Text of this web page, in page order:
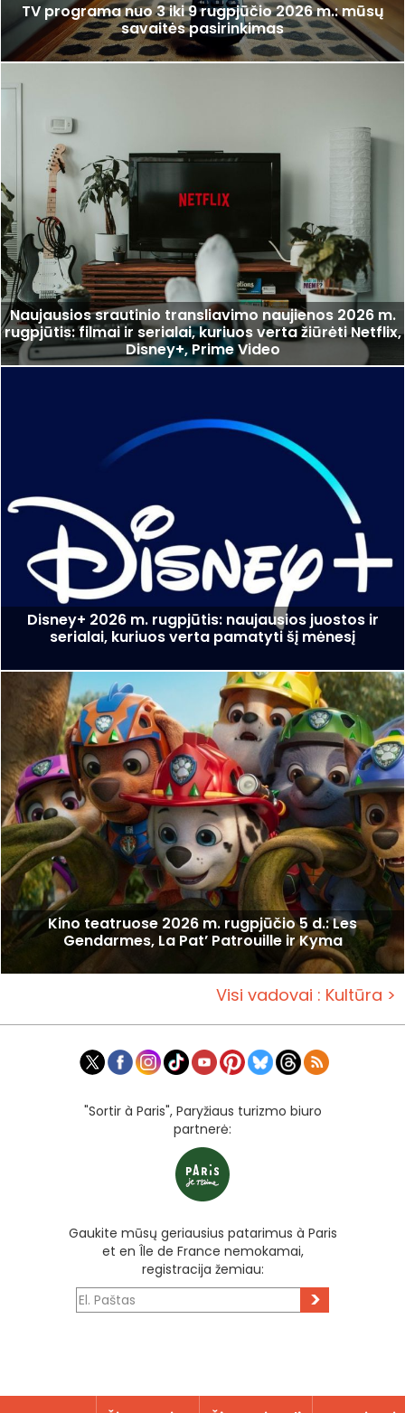
TV programa nuo 3 iki 9 rugpjūčio 2026 m.: mūsų
savaitės pasirinkimas
Naujausios srautinio transliavimo naujienos 2026 m.
rugpjūtis: filmai ir serialai, kuriuos verta žiūrėti Netflix,
Disney+, Prime Video
Disney+ 2026 m. rugpjūtis: naujausios juostos ir
serialai, kuriuos verta pamatyti šį mėnesį
Kino teatruose 2026 m. rugpjūčio 5 d.: Les
Gendarmes, La Pat’ Patrouille ir Kyma
Visi vadovai : Kultūra >
"Sortir à Paris", Paryžiaus turizmo biuro
partnerė:
Gaukite mūsų geriausius patarimus à Paris
et en Île de France nemokamai,
registracija žemiau:
>